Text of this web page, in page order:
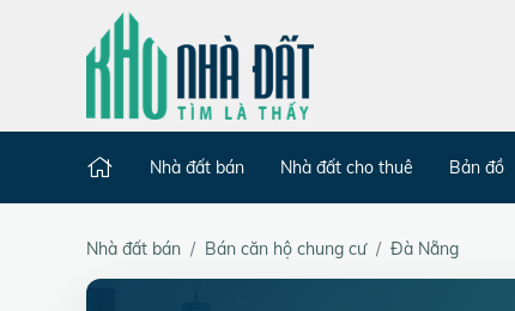
Nhà đất bán Nhà đất cho thuê Bản đồ
Nhà đất bán Bán căn hộ chung cư Đà Nẵng